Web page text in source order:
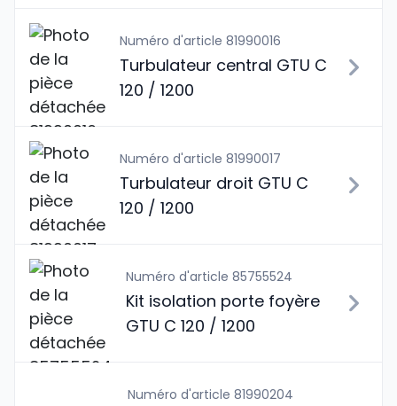
Numéro d'article 81990016
Turbulateur central GTU C
120 / 1200
Numéro d'article 81990017
Turbulateur droit GTU C
120 / 1200
Numéro d'article 85755524
Kit isolation porte foyère
GTU C 120 / 1200
Numéro d'article 81990204